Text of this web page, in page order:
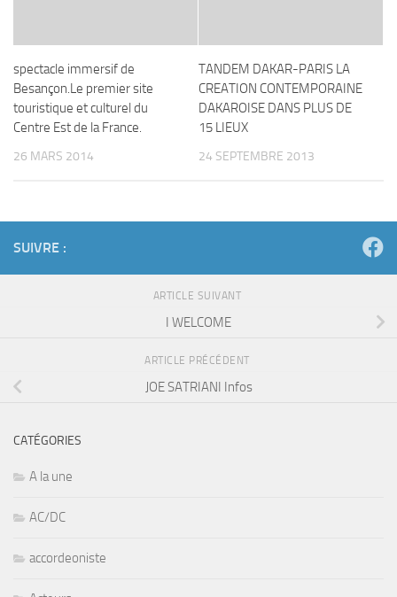
spectacle immersif de
Besançon.Le premier site
touristique et culturel du
Centre Est de la France.
26 MARS 2014
TANDEM DAKAR-PARIS LA
CREATION CONTEMPORAINE
DAKAROISE DANS PLUS DE
15 LIEUX
24 SEPTEMBRE 2013
SUIVRE :
ARTICLE SUIVANT
I WELCOME
ARTICLE PRÉCÉDENT
JOE SATRIANI Infos
CATÉGORIES
A la une
AC/DC
accordeoniste